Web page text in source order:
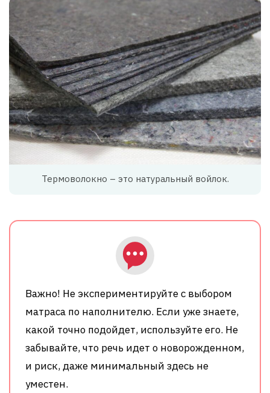
Термоволокно – это натуральный войлок.
Важно! Не экспериментируйте с выбором
матраса по наполнителю. Если уже знаете,
какой точно подойдет, используйте его. Не
забывайте, что речь идет о новорожденном,
и риск, даже минимальный здесь не
уместен.